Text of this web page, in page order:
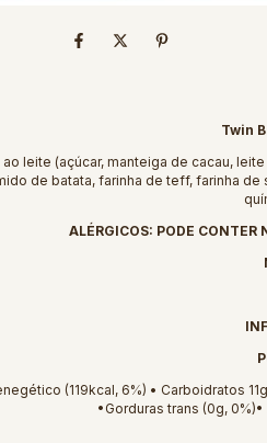
Twin
leite (açúcar, manteiga de cacau,
de batata, farinha de teff, farinha
ALÉRGICOS: PODE
(119kcal, 6%) • Carboidratos
•Gorduras trans (0g,